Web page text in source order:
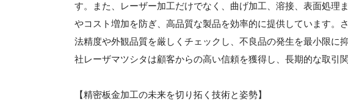
す。また、レーザー加工だけでなく、曲げ加工、溶接、表面処理
やコスト増加を防ぎ、高品質な製品を効率的に提供しています。
法精度や外観品質を厳しくチェックし、不良品の発生を最小限に
社レーザマツシタは顧客からの高い信頼を獲得し、長期的な取引
【精密板金加工の未来を切り拓く技術と姿勢】